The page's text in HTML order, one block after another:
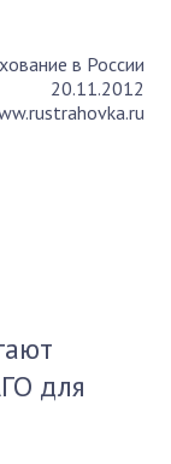
в России
20.11.2012
для